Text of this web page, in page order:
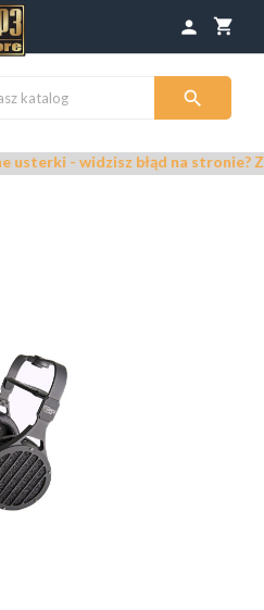
shopping_cart
person

widzisz błąd na stronie? Zgłoś